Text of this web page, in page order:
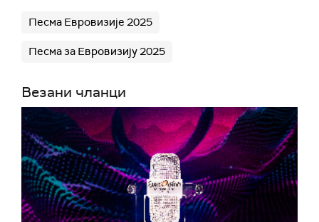
Песма Евровизије 2025
Песма за Евровизију 2025
Везани чланци